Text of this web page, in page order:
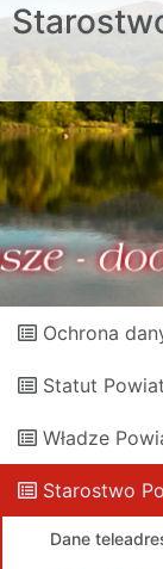
Ochrona
Statut
Władze
Starostwo
Dane